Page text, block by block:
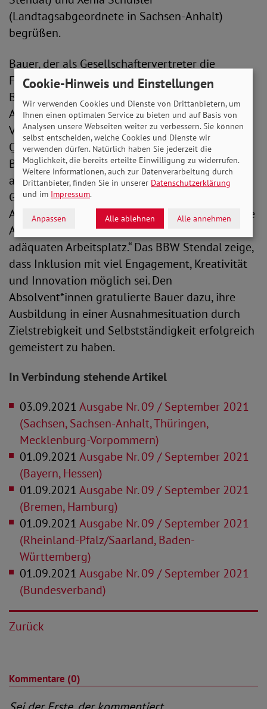
(Landtagsabgeordnete in Sachsen-Anhalt)
begrüßen.
Bauer, der als Gesellschaftervertreter die
Festrede hielt, betonte, dass es Menschen mit
Beeinträchtigungen nach wie vor schwerer am
Arbeitsmarkt hätten. Der SoVD setze sich für
Verbesserungen im Schulsystem und für mehr
Qualifizierungschancen für Menschen mit
Beeinträchtigungen ein: „Alle haben ein Anrecht
auf eine gleichberechtigte Teilhabe an der
Gesellschaft. Hierzu gehört auch das
Arbeitsleben! Ohne Schulabschluss gibt es keine
Ausbildung und ohne Berufsabschluss keinen
adäquaten Arbeitsplatz.“ Das BBW Stendal zeige,
dass Inklusion mit viel Engagement, Kreativität
und Innovation möglich sei. Den
Absolvent*innen gratulierte Bauer dazu, ihre
Ausbildung in einer Ausnahmesituation durch
Zielstrebigkeit und Selbstständigkeit erfolgreich
gemeistert zu haben.
In Verbindung stehende Artikel
03.09.2021Ausgabe Nr. 09 / September 2021
(Sachsen, Sachsen-Anhalt, Thüringen,
Mecklenburg-Vorpommern)
01.09.2021Ausgabe Nr. 09 / September 2021
(Bayern, Hessen)
01.09.2021Ausgabe Nr. 09 / September 2021
(Bremen, Hamburg)
01.09.2021Ausgabe Nr. 09 / September 2021
(Rheinland-Pfalz/Saarland, Baden-
Württemberg)
01.09.2021Ausgabe Nr. 09 / September 2021
(Bundesverband)
Zurück
Kommentare (0)
Cookie-Hinweis und Einstellungen
Wir verwenden Cookies und Dienste von Drittanbietern, um
Ihnen einen optimalen Service zu bieten und auf Basis von
Analysen unsere Webseiten weiter zu verbessern. Sie können
selbst entscheiden, welche Cookies und Dienste wir
verwenden dürfen. Natürlich haben Sie jederzeit die
Möglichkeit, die bereits erteilte Einwilligung zu widerrufen.
Weitere Informationen, auch zur Datenverarbeitung durch
Drittanbieter, finden Sie in unserer Datenschutzerklärung
und im Impressum.
Anpassen Alle ablehnen Alle annehmen